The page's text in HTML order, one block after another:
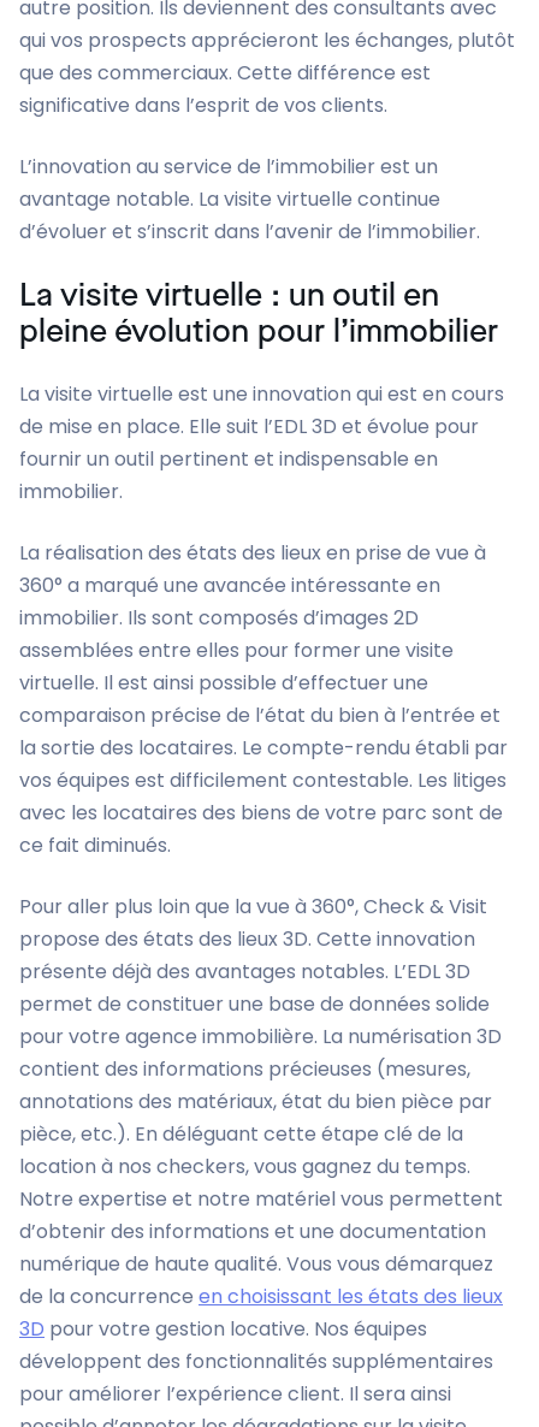
autre position. Ils deviennent des consultants avec
qui vos prospects apprécieront les échanges, plutôt
que des commerciaux. Cette différence est
significative dans l’esprit de vos clients.
L’innovation au service de l’immobilier est un
avantage notable. La visite virtuelle continue
d’évoluer et s’inscrit dans l’avenir de l’immobilier.
La visite virtuelle : un outil en
pleine évolution pour l’immobilier
La visite virtuelle est une innovation qui est en cours
de mise en place. Elle suit l’EDL 3D et évolue pour
fournir un outil pertinent et indispensable en
immobilier.
La réalisation des états des lieux en prise de vue à
360° a marqué une avancée intéressante en
immobilier. Ils sont composés d’images 2D
assemblées entre elles pour former une visite
virtuelle. Il est ainsi possible d’effectuer une
comparaison précise de l’état du bien à l’entrée et
la sortie des locataires. Le compte-rendu établi par
vos équipes est difficilement contestable. Les litiges
avec les locataires des biens de votre parc sont de
ce fait diminués.
Pour aller plus loin que la vue à 360°, Check & Visit
propose des états des lieux 3D. Cette innovation
présente déjà des avantages notables. L’EDL 3D
permet de constituer une base de données solide
pour votre agence immobilière. La numérisation 3D
contient des informations précieuses (mesures,
annotations des matériaux, état du bien pièce par
pièce, etc.). En déléguant cette étape clé de la
location à nos checkers, vous gagnez du temps.
Notre expertise et notre matériel vous permettent
d’obtenir des informations et une documentation
numérique de haute qualité. Vous vous démarquez
de la concurrence en choisissant les états des lieux
3D pour votre gestion locative. Nos équipes
développent des fonctionnalités supplémentaires
pour améliorer l’expérience client. Il sera ainsi